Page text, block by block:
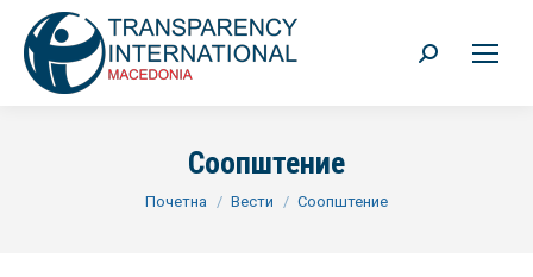
Search:
Соопштение
You are here:
Почетна Вести Соопштение